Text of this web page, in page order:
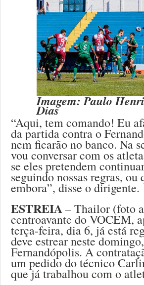
Imagem: Paulo
Dias
“Aqui, tem comando! Eu
da partida contra o
nem ficarão no banco. Na
vou conversar com os
se eles pretendem
seguindo nossas regras, ou
embora”, disse o dirigente.
ESTREIA– Thailor (foto
centroavante do VOCEM,
terça-feira, dia 6, já está
deve estrear neste
Fernandópolis. A
um pedido do técnico
que já trabalhou com o